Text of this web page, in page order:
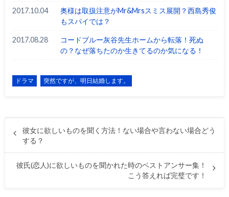
2017.10.04
奥様は取扱注意がMr&Mrsスミス展開？西島秀俊
もスパイでは？
2017.08.28
コードブルー灰谷先生ホームから転落！死ぬ
の？なぜ落ちたのか生きてるのか気になる！
ドラマ 突然ですが、明日結婚します。
彼女に欲しいものを聞く方法！ない場合や言わない場合どう
する？
彼氏(恋人)に欲しいものを聞かれた時のベストアンサー集！
こう答えれば完璧です！